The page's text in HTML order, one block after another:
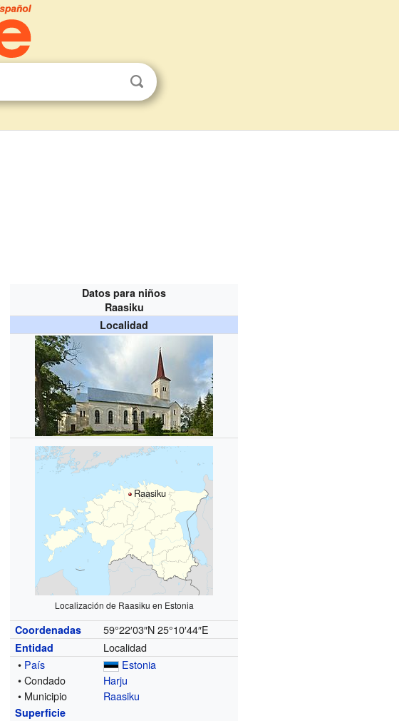
Datos para niños
Raasiku
Localidad
Raasiku
Localización de Raasiku en Estonia
Coordenadas 59°22′03″N 25°10′44″E
Entidad
Localidad
• País
Estonia
• Condado
Harju
• Municipio
Raasiku
Superficie